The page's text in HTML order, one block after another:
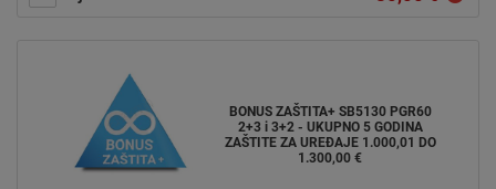
BONUS ZAŠTITA+ SB5130 PGR60
2+3 i 3+2 - UKUPNO 5 GODINA
ZAŠTITE ZA UREĐAJE 1.000,01 DO
1.300,00 €